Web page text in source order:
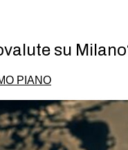
su
PIANO